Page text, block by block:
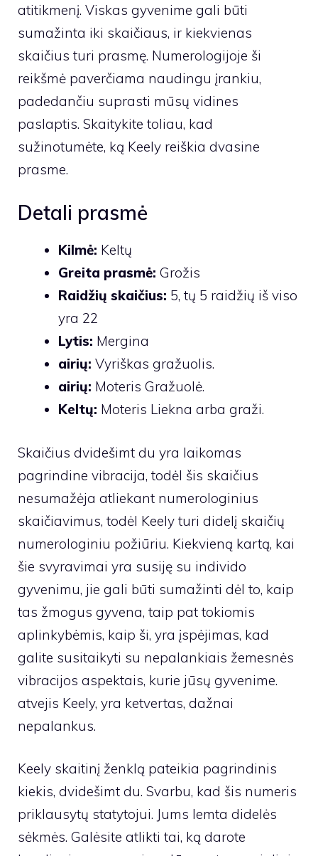
atitikmenį. Viskas gyvenime gali būti
sumažinta iki skaičiaus, ir kiekvienas
skaičius turi prasmę. Numerologijoje ši
reikšmė paverčiama naudingu įrankiu,
padedančiu suprasti mūsų vidines
paslaptis. Skaitykite toliau, kad
sužinotumėte, ką Keely reiškia dvasine
prasme.
Detali prasmė
Kilmė: Keltų
Greita prasmė: Grožis
Raidžių skaičius: 5, tų 5 raidžių iš viso
yra 22
Lytis: Mergina
airių: Vyriškas gražuolis.
airių: Moteris Gražuolė.
Keltų: Moteris Liekna arba graži.
Skaičius dvidešimt du yra laikomas
pagrindine vibracija, todėl šis skaičius
nesumažėja atliekant numerologinius
skaičiavimus, todėl Keely turi didelį skaičių
numerologiniu požiūriu. Kiekvieną kartą, kai
šie svyravimai yra susiję su individo
gyvenimu, jie gali būti sumažinti dėl to, kaip
tas žmogus gyvena, taip pat tokiomis
aplinkybėmis, kaip ši, yra įspėjimas, kad
galite susitaikyti su nepalankiais žemesnės
vibracijos aspektais, kurie jūsų gyvenime.
atvejis Keely, yra ketvertas, dažnai
nepalankus.
Keely skaitinį ženklą pateikia pagrindinis
kiekis, dvidešimt du. Svarbu, kad šis numeris
priklausytų statytojui. Jums lemta didelės
sėkmės. Galėsite atlikti tai, ką darote